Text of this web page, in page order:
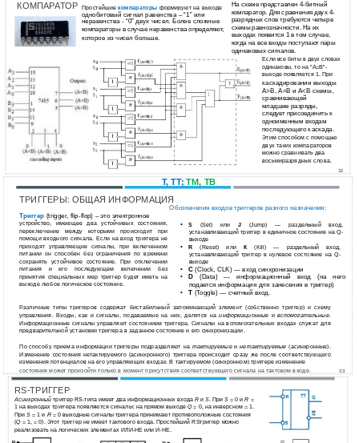
КОМПАРАТОР Простейшиекомпараторы формируют на выходе
однобитовый сигнал равенства – “1” или
неравенства - “0” двух чисел. Более сложные
компараторы в случае неравенства определяют,
которое из чисел больше.
На схеме представлен 4-битный
компаратор. Для сравнения двух 4-
разрядных слов требуются четыре
схемы равнозначности. На их
выходах появится 1 в том случае,
когда на все входы поступают пары
одинаковых сигналов.
Если все биты в двух словах
одинаковы, то на "А=B"-
выходе появляется 1. При
каскадировании выходы
A>B, A=B и A<B схемы,
сравнивающей
младшие разряды,
следует присоединить к
одноименным входам
последующего каскада.
Этим способом с помощью
двух таких компараторов
можно сравнивать два
восьмиразрядных слова.
32
T, TT;ТМ, ТВ
ТРИГГЕРЫ: ОБЩАЯ ИНФОРМАЦИЯ
Обозначения входов триггеров разного назначения:
Триггер (trigger, flip-flop) – это электронное
устройство, имеющее два устойчивых состояния,
переключение между которыми происходит при
помощи входного сигнала. Если на вход триггера не
приходят управляющие сигналы, при включенном
питании он способен без ограничения по времени
сохранять устойчивое состояние. При отключении
питания и его последующем включении без
принятия специальных мер триггер будет иметь на
выходе любое логическое состояние.
• S (Set) или J (Jump) — раздельный вход,
устанавливающий триггер в единичное состояние на Q-
выходе
• R(Reset) или К(Kill) — раздельный вход,
устанавливающий триггер в нулевое состояние на Q-
выходе
• С(Clock, CLK) — вход синхронизации
•
D (Data) — информационный вход (на него
подается информация для занесения в триггер)
•
Т (Toggle) — счетный вход.
Различные типы триггеров содержат бистабильный запоминающий элемент (собственно триггер) и схему
управления. Входы, как и сигналы, подаваемые на них, делятся наинформационные ивспомогательные.
Информационные сигналы управляют состоянием триггера. Сигналы на вспомогательных входах служат для
предварительной установки триггера в заданное состояние и его синхронизации.
По способу приема информации триггеры подразделяют на тактируемыеинетактируемые(асинхронные).
Изменение состояния нетактируемого (асинхронного) триггера происходит сразу же после соответствующего
изменения потенциалов на его управляющих входах. В тактируемом (синхронном) триггере изменение
состояния может произойти только в момент присутствия соответствующего сигнала на тактовом входе.
33
RS-ТРИГГЕР
Асинхронныйтриггер RS-типа имеет два информационных входа R и S. При S= 0 иR =
1 на выходах триггера появляются сигналы: на прямом выходеQ= 0, на инверсном = 1.
При S= 1 и R = 0 выходные сигналы триггера принимают противоположные состояния
(Q = 1, = 0). Этот триггер не имеет тактового входа. Простейший RSтриггер можно
реализовать на логических элементах ИЛИ-НЕ или И-НЕ.